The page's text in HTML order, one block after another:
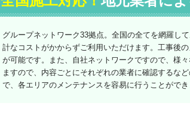
グループネットワーク33拠点。全国の全てを網羅し
計なコストがかからずご利用いただけます。工事後
が可能です。また、自社ネットワークですので、様
ますので、内容ごとにそれぞれの業者に確認するな
で、各エリアのメンテナンスを容易に行うことができ